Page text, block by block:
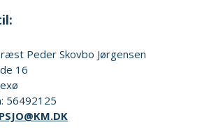
Peder Skovbo Jørgensen
16
56492125
PSJO@KM.DK